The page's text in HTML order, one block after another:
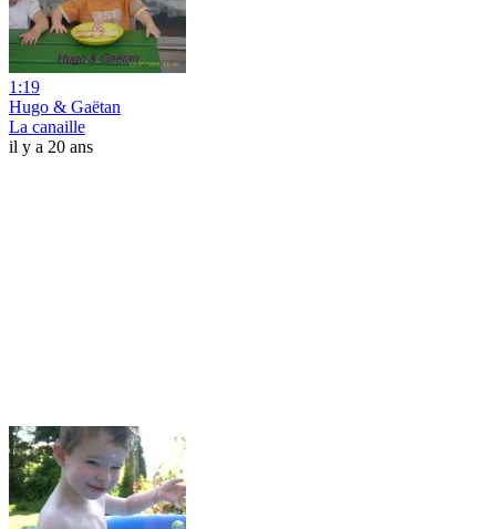
1:19
Hugo & Gaëtan
La canaille
il y a 20 ans